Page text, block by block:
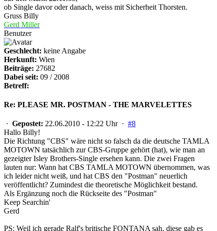
ob Single davor oder danach, weiss mit Sicherheit Thorsten.
Gruss Billy
Gerd Miller
Benutzer
Geschlecht: keine Angabe
Herkunft: Wien
Beiträge: 27682
Dabei seit: 09 / 2008
Betreff:
Re: PLEASE MR. POSTMAN - THE MARVELETTES
· Gepostet: 22.06.2010 - 12:22 Uhr · #8
Hallo Billy!
Die Richtung "CBS" wäre nicht so falsch da die deutsche TAMLA
MOTOWN tatsächlich zur CBS-Gruppe gehört (hat), wie man an
gezeigter Isley Brothers-Single ersehen kann. Die zwei Fragen
lauten nur: Wann hat CBS TAMLA MOTOWN übernommen, was
ich leider nicht weiß, und hat CBS den "Postman" neuerlich
veröffentlicht? Zumindest die theoretische Möglichkeit bestand.
Als Ergänzung noch die Rückseite des "Postman"
Keep Searchin'
Gerd
PS: Weil ich gerade Ralf's britische FONTANA sah, diese gab es